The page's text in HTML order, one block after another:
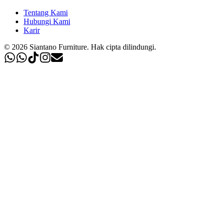
Tentang Kami
Hubungi Kami
Karir
© 2026 Siantano Furniture. Hak cipta dilindungi.